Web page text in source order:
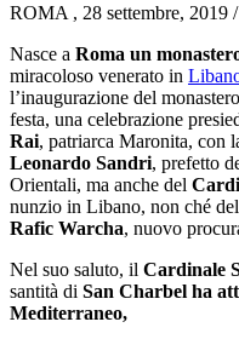
ROMA , 28 settembre, 2019
Nasce a Roma un
miracoloso venerato in
l’inaugurazione del
festa, una celebrazione
Rai, patriarca Maronita, con
Leonardo Sandri, prefetto
Orientali, ma anche del
nunzio in Libano, non ché
Rafic Warcha, nuovo
Nel suo saluto, il Cardinale
santità di San Charbel ha
Mediterraneo,